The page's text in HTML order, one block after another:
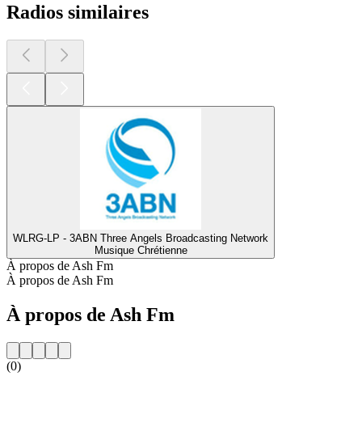
Radios similaires
WLRG-LP - 3ABN Three Angels Broadcasting Network
Musique Chrétienne
À propos de Ash Fm
À propos de Ash Fm
À propos de Ash Fm
(0)